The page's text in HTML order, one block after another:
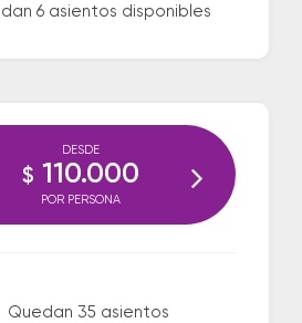
6 asientos disponibles
Quedan 35 asientos
DESDE
$ 110.000
POR PERSONA